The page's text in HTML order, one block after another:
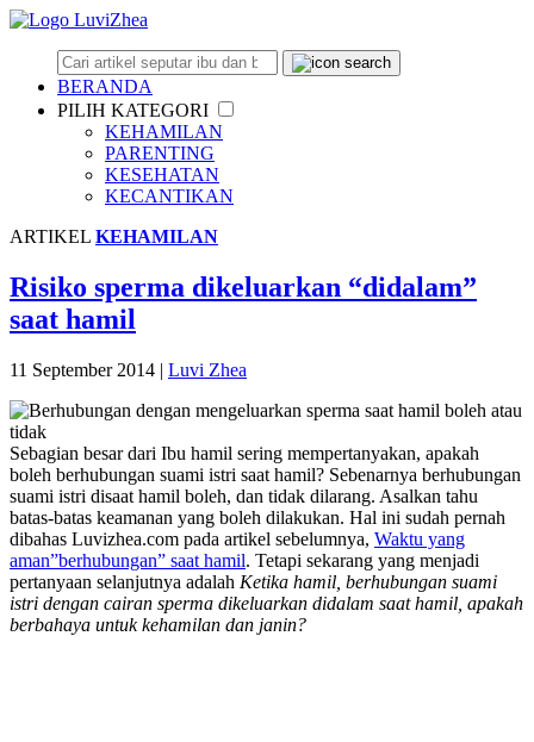
BERANDA
PILIH KATEGORI
KEHAMILAN
PARENTING
KESEHATAN
KECANTIKAN
ARTIKEL KEHAMILAN
Risiko sperma dikeluarkan “didalam”
saat hamil
11 September 2014 | Luvi Zhea
Sebagian besar dari Ibu hamil sering mempertanyakan, apakah
boleh berhubungan suami istri saat hamil? Sebenarnya berhubungan
suami istri disaat hamil boleh, dan tidak dilarang. Asalkan tahu
batas-batas keamanan yang boleh dilakukan. Hal ini sudah pernah
dibahas Luvizhea.com pada artikel sebelumnya, Waktu yang
aman”berhubungan” saat hamil. Tetapi sekarang yang menjadi
pertanyaan selanjutnya adalah Ketika hamil, berhubungan suami
istri dengan cairan sperma dikeluarkan didalam saat hamil, apakah
berbahaya untuk kehamilan dan janin?